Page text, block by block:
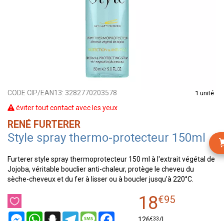
CODE CIP/EAN13: 3282770203578 1 unité
éviter tout contact avec les yeux
RENÉ FURTERER
Style spray thermo-protecteur 150ml
Furterer style spray thermoprotecteur 150 ml à l'extrait végétal de
Jojoba, véritable bouclier anti-chaleur, protège le cheveu du
sèche-cheveux et du fer à lisser ou à boucler jusqu'à 220°C.
MessengerWhatsAppSnapchatTelegramMessageFacebook
18€95
€33